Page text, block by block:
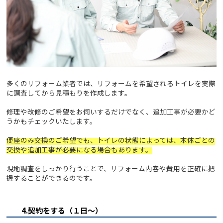
多くのリフォーム業者では、リフォームを希望されるトイレを実際
に調査してから見積もりを作成します。
修理や改修のご希望をお伺いするだけでなく、追加工事が必要かど
うかもチェックいたします。
便座のみ交換のご希望でも、トイレの状態によっては、本体ごとの
交換や追加工事が必要になる場合もあります。
現地調査をしっかり行うことで、リフォーム内容や費用を正確に把
握することができるのです。
4.契約をする（１日～）